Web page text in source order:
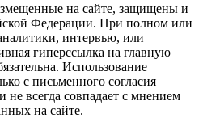
на сайте, защищены и
Федерации. При полном или
интервью, или
гиперссылка на главную
Использование
с письменного согласия
всегда совпадает с мнением
на сайте.